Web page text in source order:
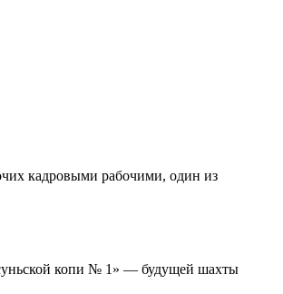
кадровыми рабочими, один из
копи № 1» — будущей шахты